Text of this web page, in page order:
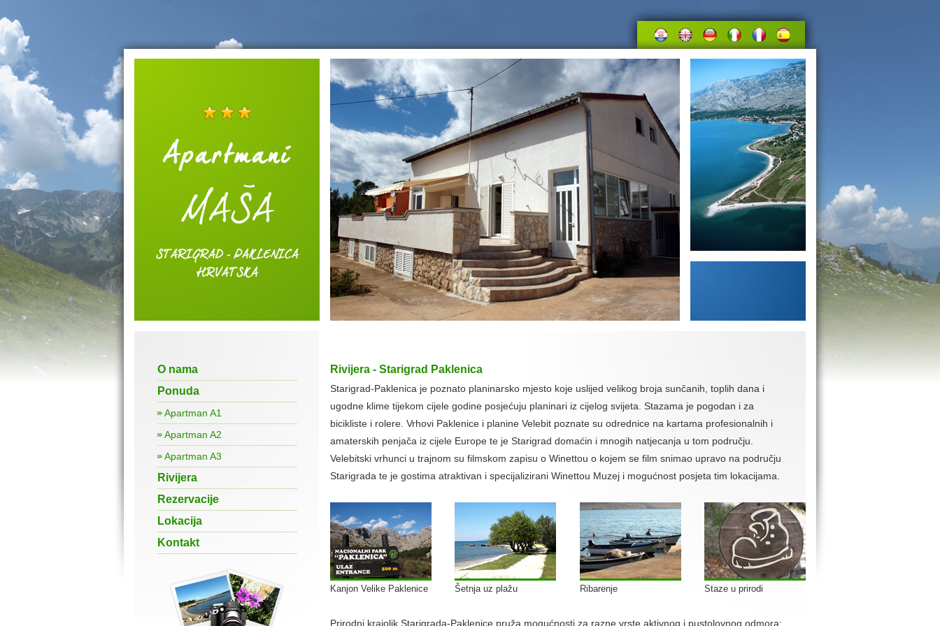
O nama
Ponuda
Apartman A1
Apartman A2
Apartman A3
Rivijera
Rezervacije
Lokacija
Kontakt
Rivijera - Starigrad Paklenica
Starigrad-Paklenica je poznato planinarsko mjesto koje uslijed velikog broja sunčanih, toplih dana i
ugodne klime tijekom cijele godine posjećuju planinari iz cijelog svijeta. Stazama je pogodan i za
bicikliste i rolere. Vrhovi Paklenice i planine Velebit poznate su odrednice na kartama profesionalnih i
amaterskih penjača iz cijele Europe te je Starigrad domaćin i mnogih natjecanja u tom području.
Velebitski vrhunci u trajnom su filmskom zapisu o Winettou o kojem se film snimao upravo na području
Starigrada te je gostima atraktivan i specijalizirani Winettou Muzej i mogućnost posjeta tim lokacijama.
Kanjon Velike Paklenice Šetnja uz plažu Ribarenje Staze u prirodi
Prirodni krajolik Starigrada-Paklenice pruža mogućnosti za razne vrste aktivnog i pustolovnog odmora: